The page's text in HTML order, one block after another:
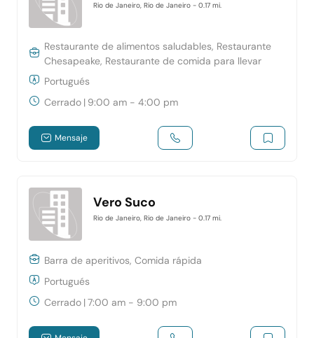
Rio de Janeiro, Rio de Janeiro - 0.17 mi.
Restaurante de alimentos saludables, Restaurante
Chesapeake, Restaurante de comida para llevar
Portugués
Cerrado | 9:00 am - 4:00 pm
Mensaje
Vero Suco
Rio de Janeiro, Rio de Janeiro - 0.17 mi.
Barra de aperitivos, Comida rápida
Portugués
Cerrado |7:00 am - 9:00 pm